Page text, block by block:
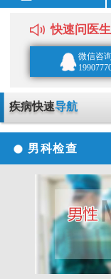
快速问医生
微信咨询
疾病快速导航
男科检查